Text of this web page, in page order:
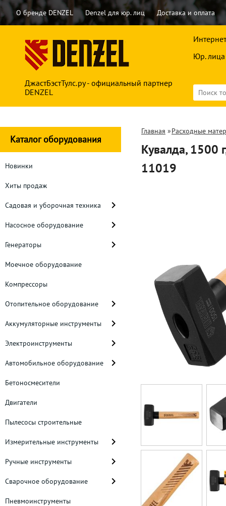
О бренде DENZEL Denzel для юр. лиц Доставка и оплата
ДжастБэстТулс.ру - официальный партнер
DENZEL
Юр. лица
Каталог оборудования
Новинки
Хиты продаж
Садовая и уборочная техника
Насосное оборудование
Генераторы
Моечное оборудование
Компрессоры
Отопительное оборудование
Аккумуляторные инструменты
Электроинструменты
Автомобильное оборудование
Бетоносмесители
Двигатели
Пылесосы строительные
Измерительные инструменты
Ручные инструменты
Сварочное оборудование
Пневмоинструменты
Главная »Расходные
Кувалда, 1500
11019